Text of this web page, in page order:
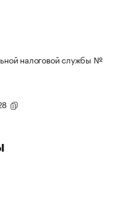
налоговой службы №